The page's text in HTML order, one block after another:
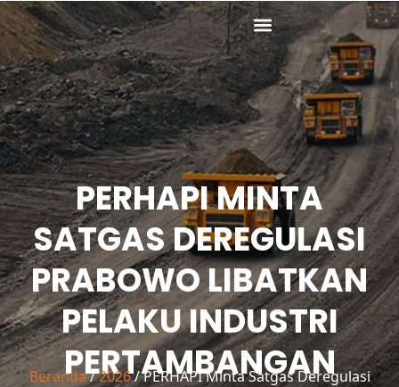
Lewati
ke
konten
PERHAPI MINTA
SATGAS DEREGULASI
PRABOWO LIBATKAN
PELAKU INDUSTRI
PERTAMBANGAN
Beranda/2026/ PERHAPI Minta Satgas Deregulasi